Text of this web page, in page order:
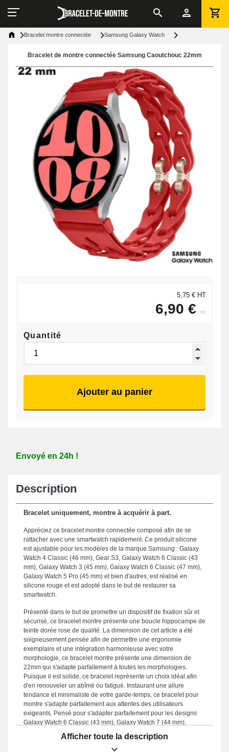
Bracelet montre connectée Samsung Galaxy Watch
Bracelet de montre connectée Samsung Caoutchouc 22mm
5,75 € HT
6,90 € ttc
Quantité
Ajouter au panier
Envoyé en 24h !
Description
Bracelet uniquement, montre à acquérir à part.
Appréciez ce bracelet montre connectée composé afin de se
rattacher avec une smartwatch rapidement. Ce produit silicone
est ajustable pour les modèles de la marque Samsung : Galaxy
Watch 4 Classic (46 mm), Gear S3, Galaxy Watch 6 Classic (43
mm), Galaxy Watch 3 (45 mm), Galaxy Watch 6 Classic (47 mm),
Galaxy Watch 5 Pro (45 mm) et bien d'autres, est réalisé en
silicone rouge et est adopté dans le but de restaurer sa
smartwatch.
Présenté dans le but de promettre un dispositif de fixation sûr et
sécurisé, ce bracelet montre présente une boucle hippocampe de
teinte dorée rose de qualité. La dimension de cet article a été
soigneusement pensée afin de permettre une ergonomie
exemplaire et une intégration harmonieuse avec votre
morphologie, ce bracelet montre présente une dimension de
22mm qui s'adapte parfaitement à toutes les morphologies.
Puisque il est solide, ce bracelet représente un choix idéal afin
d'en renouveler un abîmé ou fatigué. Instaurant une allure
tendance et minimaliste de votre garde-temps, ce bracelet pour
montre s'adapte parfaitement aux attentes des utilisateurs
exigeants. Pensé pour s'adapter parfaitement pour les designs
Galaxy Watch 6 Classic (43 mm), Galaxy Watch 7 (44 mm),
Galaxy Watch 5 Pro (45 mm), Galaxy Watch 4 Classic (42 mm),
Galaxy Watch 6 Classic (47 mm), Galaxy Watch 6 (44 mm) et bien
plus de la marque Samsung, ce modèle propose un fermoir
Afficher toute la description